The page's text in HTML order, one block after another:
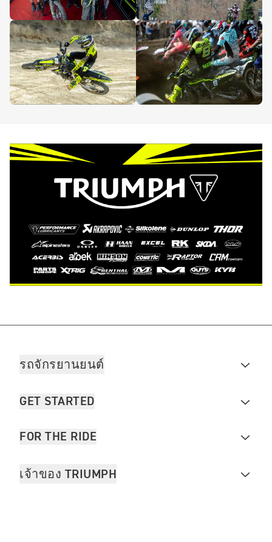
รถจักรยานยนต์
GET STARTED
FOR THE RIDE
เจ้าของ TRIUMPH